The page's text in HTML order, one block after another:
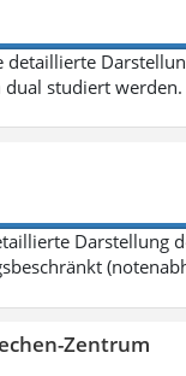
detaillierte
dual studiert
Darstellung
Zentrum